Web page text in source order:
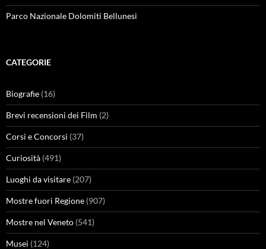
Parco Nazionale Dolomiti Bellunesi
CATEGORIE
Biografie (16)
Brevi recensioni dei Film (2)
Corsi e Concorsi (37)
Curiosità (491)
Luoghi da visitare (207)
Mostre fuori Regione (907)
Mostre nel Veneto (541)
Musei (124)